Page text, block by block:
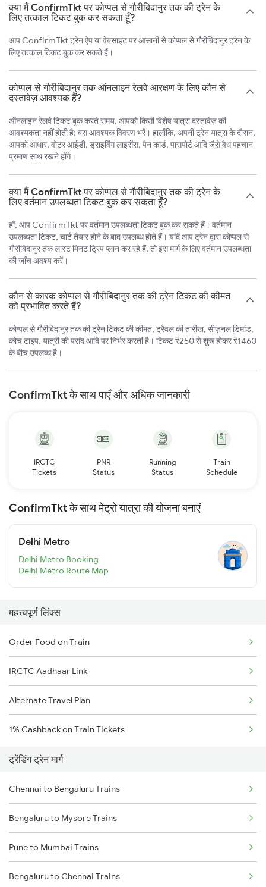
क्या मैं ConfirmTkt पर कोप्पल से गौरीबिदानुर तक की ट्रेन के
लिए तत्काल टिकट बुक कर सकता हूँ?
आप ConfirmTkt ट्रेन ऐप या वेबसाइट पर आसानी से कोप्पल से गौरीबिदानुर ट्रेन के
लिए तत्काल टिकट बुक कर सकते हैं।
कोप्पल से गौरीबिदानुर तक ऑनलाइन रेलवे आरक्षण के लिए कौन से
दस्तावेज़ आवश्यक हैं?
ऑनलाइन रेलवे टिकट बुक करते समय, आपको किसी विशेष यात्रा दस्तावेज़ की
आवश्यकता नहीं होती है; बस आवश्यक विवरण भरें। हालाँकि, अपनी ट्रेन यात्रा के दौरान,
आपको आधार, वोटर आईडी, ड्राइविंग लाइसेंस, पैन कार्ड, पासपोर्ट आदि जैसे वैध पहचान
प्रमाण साथ रखने होंगे।
क्या मैं ConfirmTkt पर कोप्पल से गौरीबिदानुर तक की ट्रेन के
लिए वर्तमान उपलब्धता टिकट बुक कर सकता हूँ?
हाँ, आप ConfirmTkt पर वर्तमान उपलब्धता टिकट बुक कर सकते हैं। वर्तमान
उपलब्धता टिकट, चार्ट तैयार होने के बाद उपलब्ध होते हैं। यदि आप ट्रेन द्वारा कोप्पल से
गौरीबिदानुर तक लास्ट मिनट ट्रिप प्लान कर रहे हैं, तो इस मार्ग के लिए वर्तमान उपलब्धता
की जाँच अवश्य करें।
कौन से कारक कोप्पल से गौरीबिदानुर तक की ट्रेन टिकट की कीमत
को प्रभावित करते हैं?
कोप्पल से गौरीबिदानुर तक की ट्रेन टिकट की कीमत, ट्रैवल की तारीख, सीज़नल डिमांड,
कोच टाइप, यात्री की पसंद आदि पर निर्भर करती है। टिकट ₹250 से शुरू होकर ₹1460
के बीच उपलब्ध है।
ConfirmTkt के साथ पाएँ और अधिक जानकारी
IRCTC
Tickets
PNR
Status
Running
Status
Train
Schedule
ConfirmTkt के साथ मेट्रो यात्रा की योजना बनाएं
Delhi Metro
Delhi Metro Booking
Delhi Metro Route Map
महत्त्वपूर्ण लिंक्स
Order Food on Train
IRCTC Aadhaar Link
Alternate Travel Plan
1% Cashback on Train Tickets
ट्रेंडिंग ट्रेन मार्ग
Chennai to Bengaluru Trains
Bengaluru to Mysore Trains
Pune to Mumbai Trains
Bengaluru to Chennai Trains